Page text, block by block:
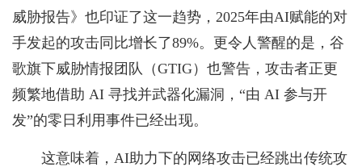
威胁报告》也印证了这一趋势，2025年由AI赋能的对
手发起的攻击同比增长了89%。更令人警醒的是，谷
歌旗下威胁情报团队（GTIG）也警告，攻击者正更
频繁地借助 AI 寻找并武器化漏洞，“由 AI 参与开
发”的零日利用事件已经出现。
这意味着，AI助力下的网络攻击已经跳出传统攻